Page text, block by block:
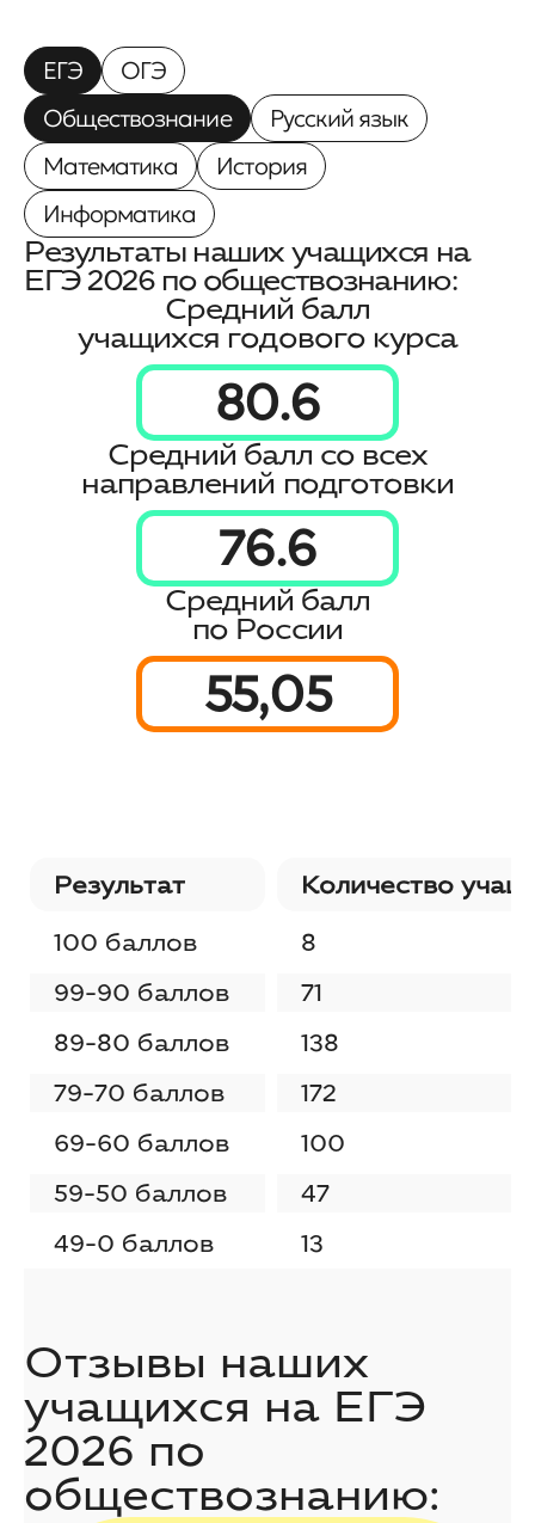
ЕГЭ
ОГЭ
Обществознание
Русский язык
Математика
История
Информатика
Результаты наших учащихся на
ЕГЭ2026 по обществознанию:
Результат Количество
100 баллов
8
99-90 баллов
71
89-80 баллов
138
79-70 баллов
172
69-60 баллов
100
59-50 баллов
47
49-0 баллов
13
Средний балл
учащихся годового курса
80.6
Средний балл со всех
направлений подготовки
76.6
Средний балл
по России
55,05
Отзывы наших
учащихся на ЕГЭ
2026 по
обществознанию: